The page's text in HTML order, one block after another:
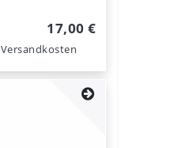
17,00 €
Versandkosten